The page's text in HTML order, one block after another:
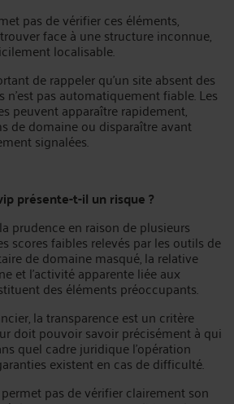
pas de vérifier ces éléments,
face à une structure inconnue,
localisable.
de rappeler qu’un site absent des
pas automatiquement fiable. Les
peuvent apparaître rapidement,
de domaine ou disparaître avant
signalées.
présente-t-il un risque ?
prudence en raison de plusieurs
scores faibles relevés par les outils de
de domaine masqué, la relative
et l’activité apparente liée aux
des éléments préoccupants.
la transparence est un critère
doit pouvoir savoir précisément à qui
quel cadre juridique l’opération
existent en cas de difficulté.
pas de vérifier clairement son